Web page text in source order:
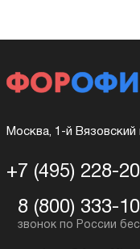
Москва, 1-й Вязовский
+7 (495) 228-
8 (800) 333-